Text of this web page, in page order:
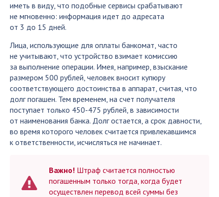
иметь в виду, что подобные сервисы срабатывают
не мгновенно: информация идет до адресата
от 3 до 15 дней.
Лица, использующие для оплаты банкомат, часто
не учитывают, что устройство взимает комиссию
за выполнение операции. Имея, например, взыскание
размером 500 рублей, человек вносит купюру
соответствующего достоинства в аппарат, считая, что
долг погашен. Тем временем, на счет получателя
поступает только 450-475 рублей, в зависимости
от наименования банка. Долг остается, а срок давности,
во время которого человек считается привлекавшимся
к ответственности, исчисляться не начинает.
Важно! Штраф считается полностью
погашенным только тогда, когда будет
осуществлен перевод всей суммы без